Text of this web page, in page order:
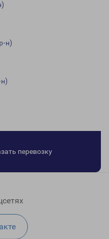
н)
перевозку